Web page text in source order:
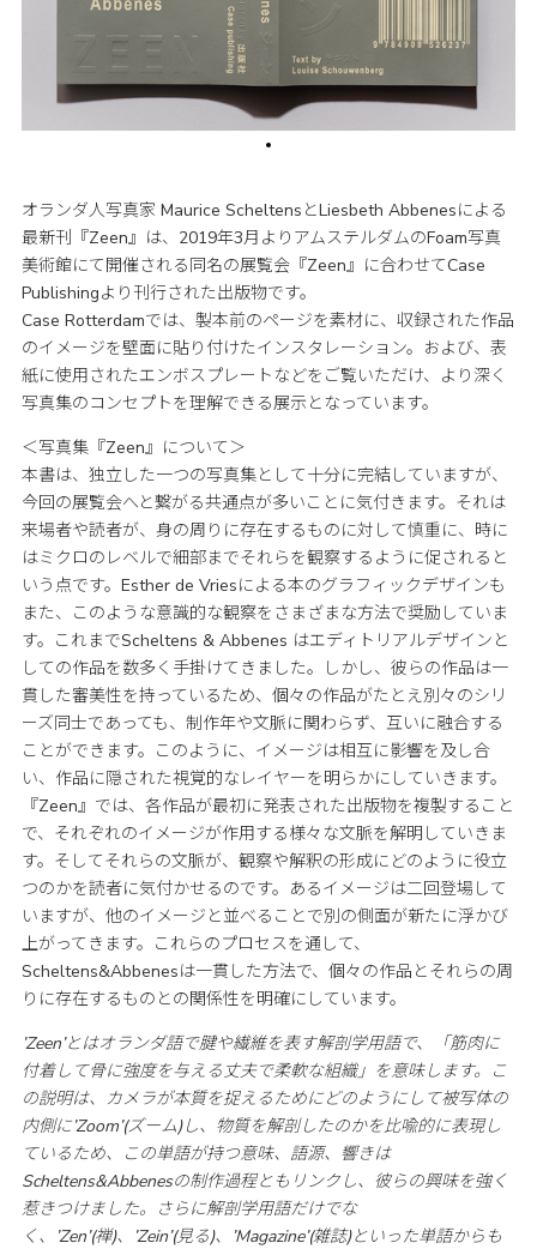
オランダ人写真家 Maurice ScheltensとLiesbeth Abbenesによる
最新刊『Zeen』は、2019年3月よりアムステルダムのFoam写真
美術館にて開催される同名の展覧会『Zeen』に合わせてCase
Publishingより刊行された出版物です。
Case Rotterdamでは、製本前のページを素材に、収録された作品
のイメージを壁面に貼り付けたインスタレーション。および、表
紙に使用されたエンボスプレートなどをご覧いただけ、より深く
写真集のコンセプトを理解できる展示となっています。
＜写真集『Zeen』について＞
本書は、独立した一つの写真集として十分に完結していますが、
今回の展覧会へと繋がる共通点が多いことに気付きます。それは
来場者や読者が、身の周りに存在するものに対して慎重に、時に
はミクロのレベルで細部までそれらを観察するように促されると
いう点です。Esther de Vriesによる本のグラフィックデザインも
また、このような意識的な観察をさまざまな方法で奨励していま
す。これまでScheltens & Abbenes はエディトリアルデザインと
しての作品を数多く手掛けてきました。しかし、彼らの作品は一
貫した審美性を持っているため、個々の作品がたとえ別々のシリ
ーズ同士であっても、制作年や文脈に関わらず、互いに融合する
ことができます。このように、イメージは相互に影響を及し合
い、作品に隠された視覚的なレイヤーを明らかにしていきます。
『Zeen』では、各作品が最初に発表された出版物を複製すること
で、それぞれのイメージが作用する様々な文脈を解明していきま
す。そしてそれらの文脈が、観察や解釈の形成にどのように役立
つのかを読者に気付かせるのです。あるイメージは二回登場して
いますが、他のイメージと並べることで別の側面が新たに浮かび
上がってきます。これらのプロセスを通して、
Scheltens&Abbenesは一貫した方法で、個々の作品とそれらの周
りに存在するものとの関係性を明確にしています。
’Zeen’とはオランダ語で腱や繊維を表す解剖学用語で、「筋肉に
付着して骨に強度を与える丈夫で柔軟な組織」を意味します。こ
の説明は、カメラが本質を捉えるためにどのようにして被写体の
内側に’Zoom’(ズーム)し、物質を解剖したのかを比喩的に表現し
ているため、この単語が持つ意味、語源、響きは
Scheltens&Abbenesの制作過程ともリンクし、彼らの興味を強く
惹きつけました。さらに解剖学用語だけでな
く、’Zen’(禅)、’Zein’(見る)、’Magazine’(雑誌)といった単語からも